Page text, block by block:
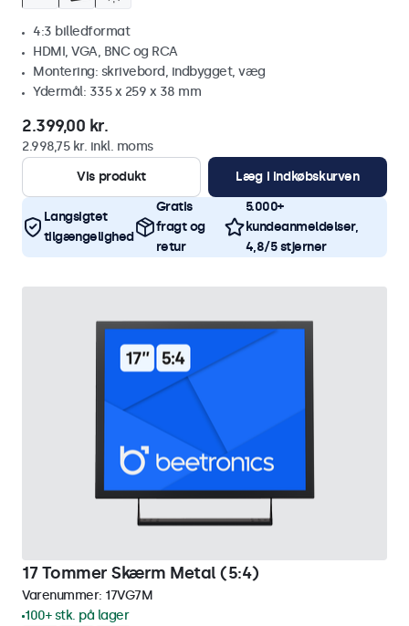
4:3 billedformat
HDMI, VGA, BNC og RCA
Montering: skrivebord, indbygget, væg
Ydermål: 335 x 259 x 38 mm
2.399,00 kr.
2.998,75 kr. inkl. moms
Vis produkt
Læg i indkøbskurven
Langsigtet
tilgængelighed
Gratis
fragt og
retur
5.000+
kundeanmeldelser,
4,8/5 stjerner
17 Tommer Skærm Metal (5:4)
Varenummer: 17VG7M
100+ stk. på lager